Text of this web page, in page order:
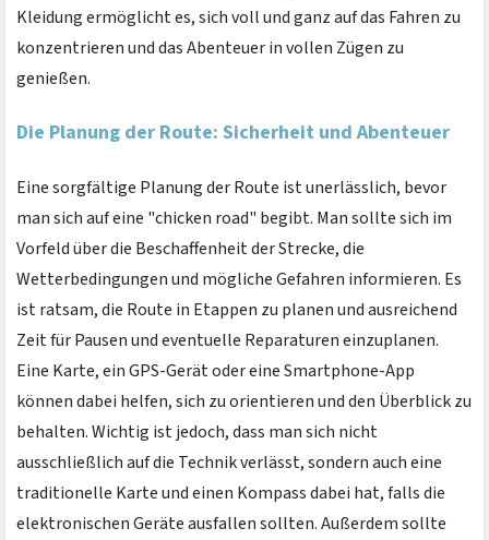
Kleidung ermöglicht es, sich voll und ganz auf das Fahren zu
konzentrieren und das Abenteuer in vollen Zügen zu
genießen.
Die Planung der Route: Sicherheit und Abenteuer
Eine sorgfältige Planung der Route ist unerlässlich, bevor
man sich auf eine "chicken road" begibt. Man sollte sich im
Vorfeld über die Beschaffenheit der Strecke, die
Wetterbedingungen und mögliche Gefahren informieren. Es
ist ratsam, die Route in Etappen zu planen und ausreichend
Zeit für Pausen und eventuelle Reparaturen einzuplanen.
Eine Karte, ein GPS-Gerät oder eine Smartphone-App
können dabei helfen, sich zu orientieren und den Überblick zu
behalten. Wichtig ist jedoch, dass man sich nicht
ausschließlich auf die Technik verlässt, sondern auch eine
traditionelle Karte und einen Kompass dabei hat, falls die
elektronischen Geräte ausfallen sollten. Außerdem sollte